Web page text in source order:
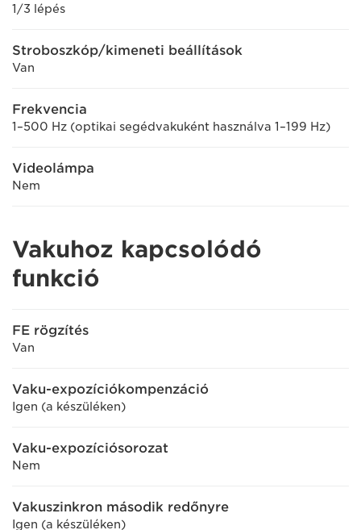
1/3 lépés
Stroboszkóp/kimeneti beállítások
Van
Frekvencia
1–500 Hz (optikai segédvakuként használva 1–199 Hz)
Videolámpa
Nem
Vakuhoz kapcsolódó
funkció
FE rögzítés
Van
Vaku-expozíciókompenzáció
Igen (a készüléken)
Vaku-expozíciósorozat
Nem
Vakuszinkron második redőnyre
Igen (a készüléken)